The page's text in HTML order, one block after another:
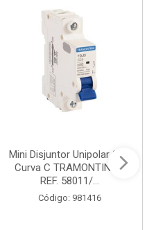
Mini Disjuntor Unipolar 25A
Curva C TRAMONTINA /
REF. 58011/...
Código: 981416